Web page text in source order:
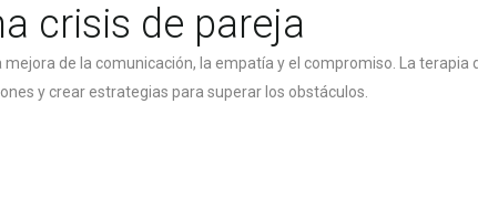
crisis de pareja
de la comunicación, la empatía y el compromiso. La terapia
y crear estrategias para superar los obstáculos.